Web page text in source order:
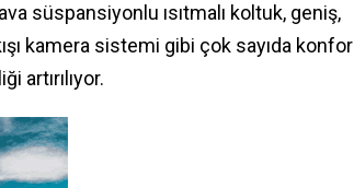
süspansiyonlu ısıtmalı koltuk, geniş,
kamera sistemi gibi çok sayıda konfor
artırılıyor.